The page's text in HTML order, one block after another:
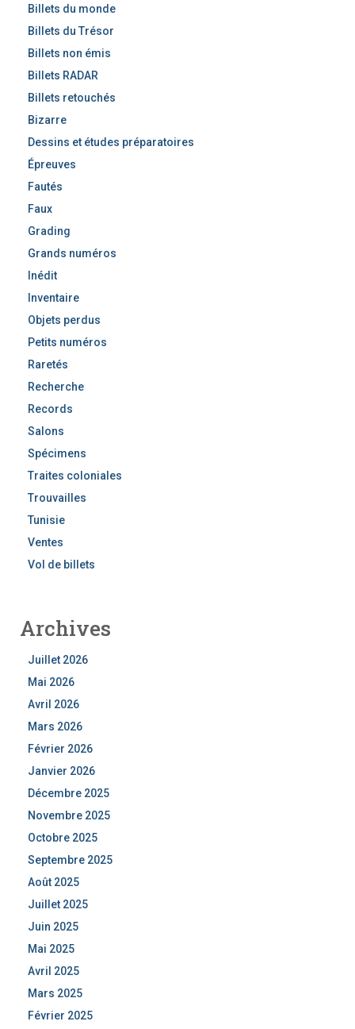
Billets du monde
Billets du Trésor
Billets non émis
Billets RADAR
Billets retouchés
Bizarre
Dessins et études préparatoires
Épreuves
Fautés
Faux
Grading
Grands numéros
Inédit
Inventaire
Objets perdus
Petits numéros
Raretés
Recherche
Records
Salons
Spécimens
Traites coloniales
Trouvailles
Tunisie
Ventes
Vol de billets
Archives
Juillet 2026
Mai 2026
Avril 2026
Mars 2026
Février 2026
Janvier 2026
Décembre 2025
Novembre 2025
Octobre 2025
Septembre 2025
Août 2025
Juillet 2025
Juin 2025
Mai 2025
Avril 2025
Mars 2025
Février 2025